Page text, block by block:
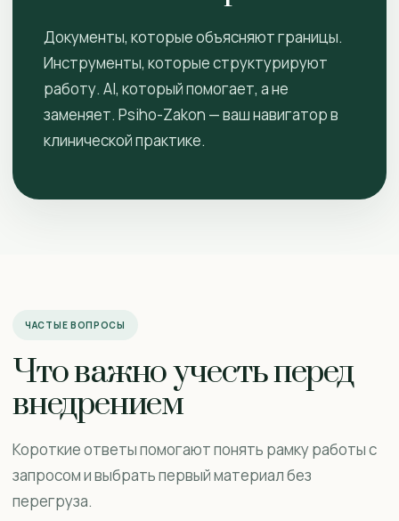
Документы, которые объясняют границы.
Инструменты, которые структурируют
работу. AI, который помогает, а не
заменяет. Psiho-Zakon — ваш навигатор в
клинической практике.
ЧАСТЫЕ ВОПРОСЫ
Что важно учесть перед
внедрением
Короткие ответы помогают понять рамку работы с
запросом и выбрать первый материал без
перегруза.